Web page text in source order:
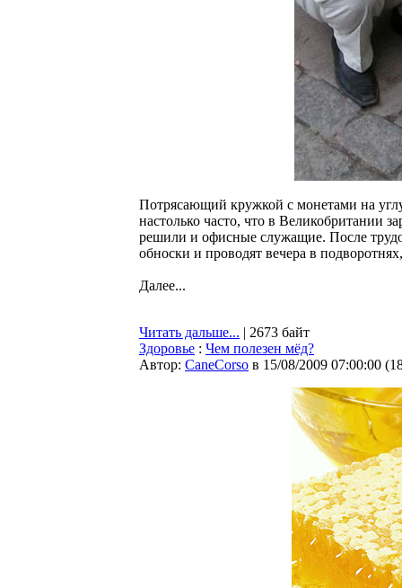
Потрясающий кружкой с монетами на
настолько часто, что в Великобритании
решили и офисные служащие. После
обноски и проводят вечера в
Далее...
Читать дальше... | 2673 байт
Здоровье : Чем полезен мёд?
Автор: CaneCorso в 15/08/2009 07:00:00 (